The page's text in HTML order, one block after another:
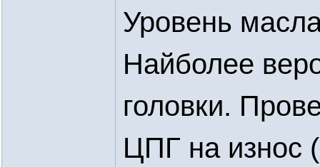
Уровень
Найболее
головки.
ЦПГ на износ